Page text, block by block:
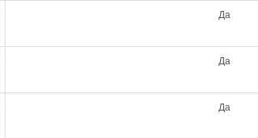
Да
Да
Да